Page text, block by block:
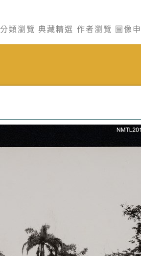
分類瀏覽 典藏精選 作者瀏覽 圖像